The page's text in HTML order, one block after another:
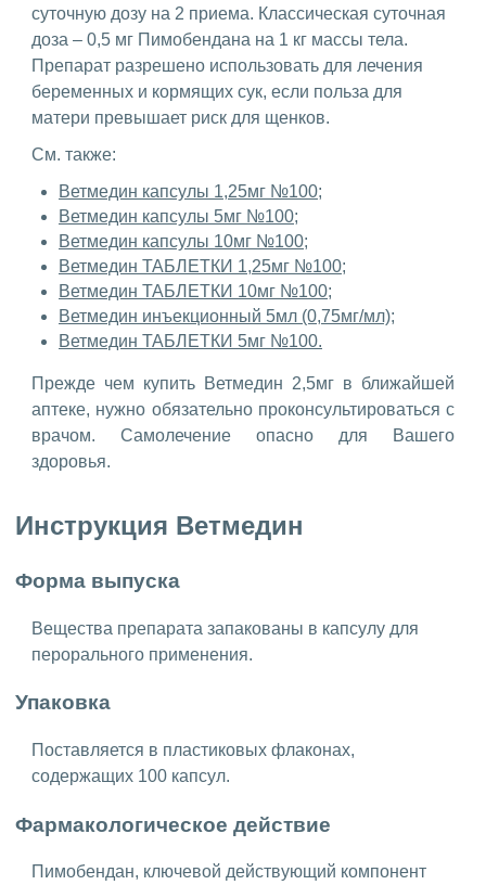
суточную дозу на 2 приема. Классическая суточная
доза – 0,5 мг Пимобендана на 1 кг массы тела.
Препарат разрешено использовать для лечения
беременных и кормящих сук, если польза для
матери превышает риск для щенков.
См. также:
Ветмедин капсулы 1,25мг №100;
Ветмедин капсулы 5мг №100;
Ветмедин капсулы 10мг №100;
Ветмедин ТАБЛЕТКИ 1,25мг №100;
Ветмедин ТАБЛЕТКИ 10мг №100;
Ветмедин инъекционный 5мл (0,75мг/мл);
Ветмедин ТАБЛЕТКИ 5мг №100.
Прежде чем купить Ветмедин 2,5мг в ближайшей
аптеке, нужно обязательно проконсультироваться с
врачом. Самолечение опасно для Вашего
здоровья.
Инструкция Ветмедин
Форма выпуска
Вещества препарата запакованы в капсулу для
перорального применения.
Упаковка
Поставляется в пластиковых флаконах,
содержащих 100 капсул.
Фармакологическое действие
Пимобендан, ключевой действующий компонент